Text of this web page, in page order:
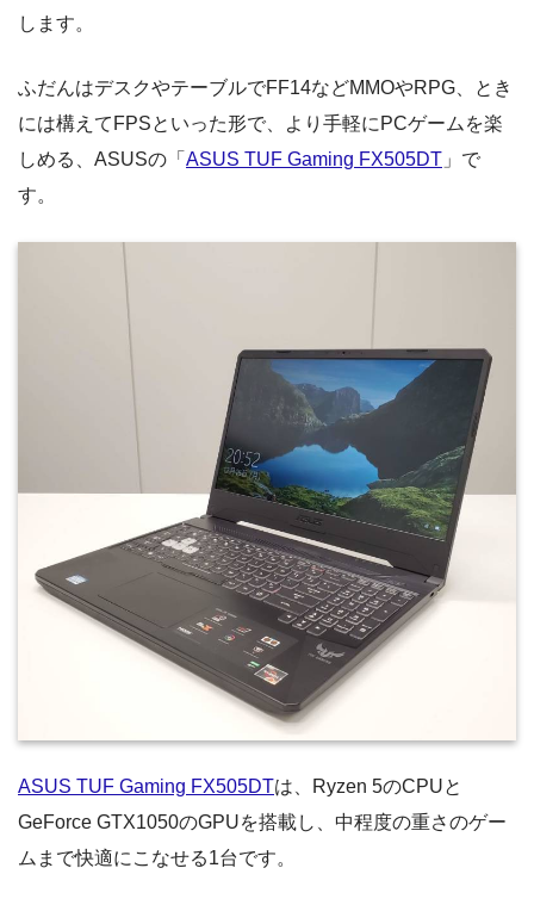
します。
ふだんはデスクやテーブルでFF14などMMOやRPG、とき
には構えてFPSといった形で、より手軽にPCゲームを楽
しめる、ASUSの「 ASUS TUF Gaming FX505DT 」で
す。
ASUS TUF Gaming FX505DTは、Ryzen 5のCPUと
GeForce GTX1050のGPUを搭載し、中程度の重さのゲー
ムまで快適にこなせる1台です。